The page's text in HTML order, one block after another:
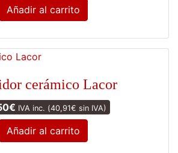
Añadir al carrito
cerámico Lacor
€ IVA inc. (40,91€ sin IVA)
Añadir al carrito